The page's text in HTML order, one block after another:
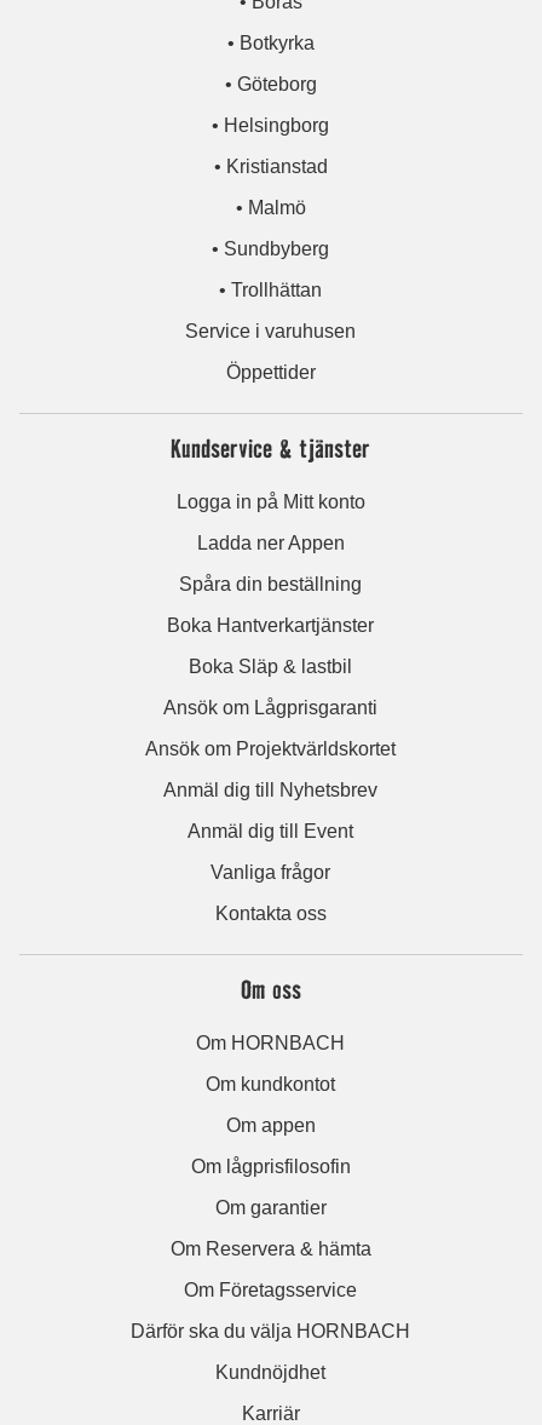
• Botkyrka
• Göteborg
• Helsingborg
• Kristianstad
• Malmö
• Sundbyberg
• Trollhättan
Service i varuhusen
Öppettider
Kundservice & tjänster
Logga in på Mitt konto
Ladda ner Appen
Spåra din beställning
Boka Hantverkartjänster
Boka Släp & lastbil
Ansök om Lågprisgaranti
Ansök om Projektvärldskortet
Anmäl dig till Nyhetsbrev
Anmäl dig till Event
Vanliga frågor
Kontakta oss
Om oss
Om HORNBACH
Om kundkontot
Om appen
Om lågprisfilosofin
Om garantier
Om Reservera & hämta
Om Företagsservice
Därför ska du välja HORNBACH
Kundnöjdhet
Karriär